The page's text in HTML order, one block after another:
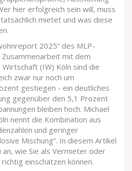
hier erfolgreich sein will, muss
mietet und was diese
2025“ des MLP-
mit dem
(IW) Köln sind die
zwar nur noch um
gestiegen - ein deutliches
gegenüber den 5,1 Prozent
bleiben hoch. Michael
nennt die Kombination aus
und geringer
Mischung“. In diesem Artikel
an, wie Sie als Vermieter oder
einschätzen können.